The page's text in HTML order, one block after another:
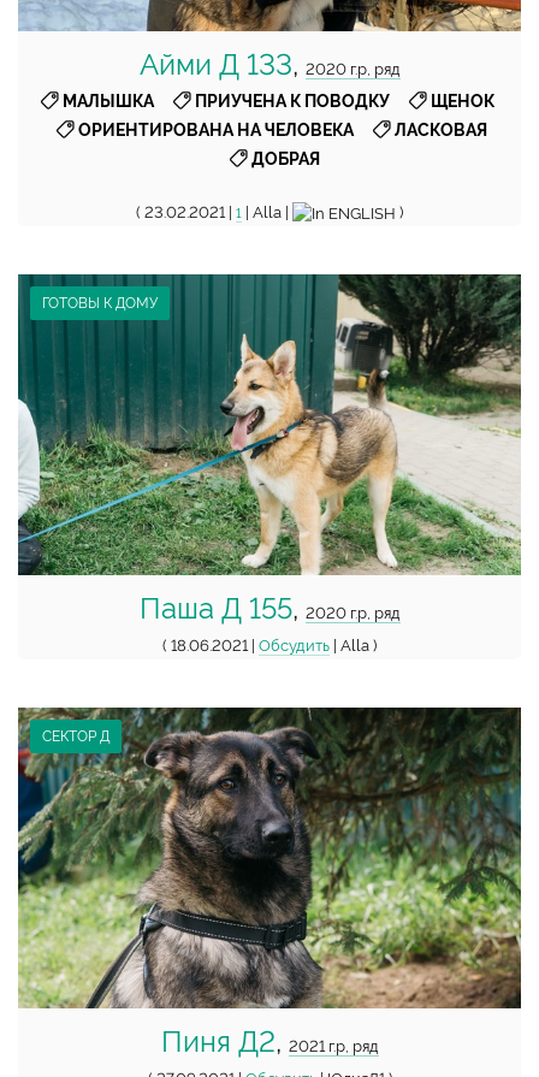
Айми Д 133, 2020 г.р, ряд
МАЛЫШКА, ПРИУЧЕНА К ПОВОДКУ, ЩЕНОК,
ОРИЕНТИРОВАНА НА ЧЕЛОВЕКА, ЛАСКОВАЯ
ДОБРАЯ
( 23.02.2021 | 1 | Alla | )
ГОТОВЫ К ДОМУ
Паша Д 155, 2020 г.р, ряд
( 18.06.2021 | Обсудить | Alla )
СЕКТОР Д
Пиня Д2, 2021 г.р, ряд